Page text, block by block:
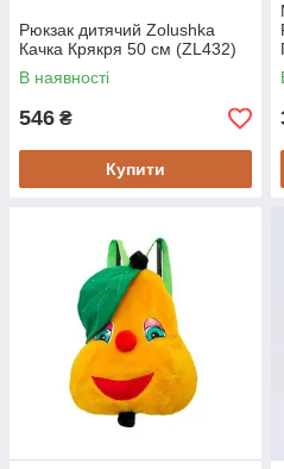
Рюкзак дитячий Zolushka
Качка Крякря 50 см (ZL432)
В наявності
546 ₴
Купити